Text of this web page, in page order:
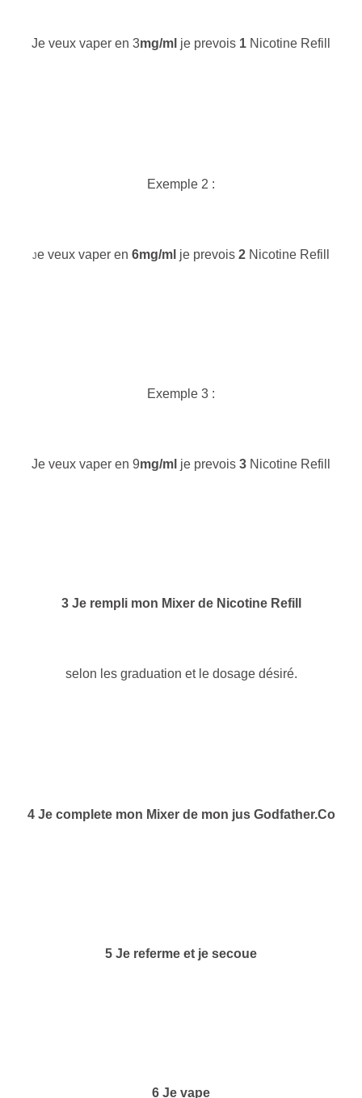
Je veux vaper en 3mg/ml je prevois 1 Nicotine Refill
Exemple 2 :
Je veux vaper en 6mg/ml je prevois 2 Nicotine Refill
Exemple 3 :
Je veux vaper en 9mg/ml je prevois 3 Nicotine Refill
3 Je rempli mon Mixer de Nicotine Refill
selon les graduation et le dosage désiré.
4 Je complete mon Mixer de mon jus Godfather.Co
5 Je referme et je secoue
6 Je vape